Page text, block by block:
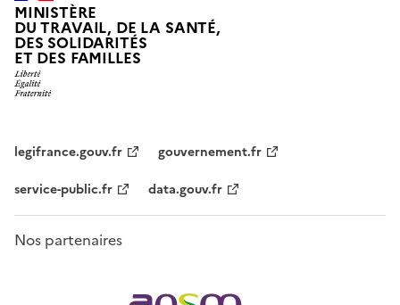
MINISTÈRE
DU TRAVAIL, DE LA SANTÉ,
DES SOLIDARITÉS
ET DES FAMILLES
legifrance.gouv.fr
gouvernement.fr
service-public.fr
data.gouv.fr
Nos partenaires